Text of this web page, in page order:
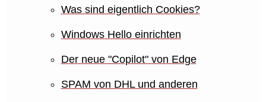
Was sind eigentlich Cookies?
Windows Hello einrichten
Der neue "Copilot" von Edge
SPAM von DHL und anderen